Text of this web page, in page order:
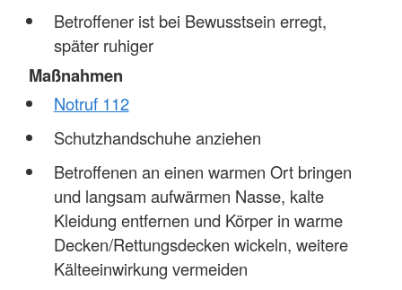
Betroffener ist bei Bewusstsein erregt,
später ruhiger
Maßnahmen
Notruf 112
Schutzhandschuhe anziehen
Betroffenen an einen warmen Ort bringen
und langsam aufwärmen Nasse, kalte
Kleidung entfernen und Körper in warme
Decken/Rettungsdecken wickeln, weitere
Kälteeinwirkung vermeiden